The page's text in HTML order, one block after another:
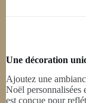
Une décoration
Ajoutez une
Noël personnalisées
est conçue pour